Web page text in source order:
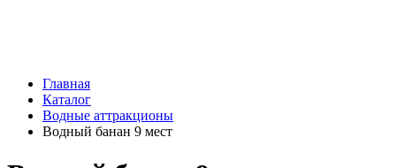
Главная
Каталог
Водные аттракционы
Водный банан 9 мест